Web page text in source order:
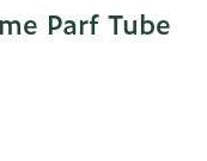
Parf Tube